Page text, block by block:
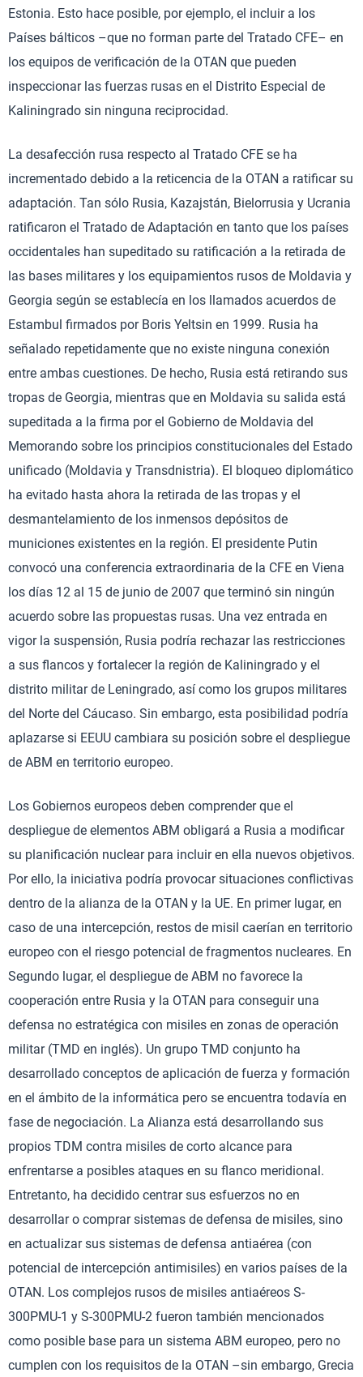
Estonia. Esto hace posible, por ejemplo, el incluir a los
Países bálticos –que no forman parte del Tratado CFE– en
los equipos de verificación de la OTAN que pueden
inspeccionar las fuerzas rusas en el Distrito Especial de
Kaliningrado sin ninguna reciprocidad.
La desafección rusa respecto al Tratado CFE se ha
incrementado debido a la reticencia de la OTAN a ratificar su
adaptación. Tan sólo Rusia, Kazajstán, Bielorrusia y Ucrania
ratificaron el Tratado de Adaptación en tanto que los países
occidentales han supeditado su ratificación a la retirada de
las bases militares y los equipamientos rusos de Moldavia y
Georgia según se establecía en los llamados acuerdos de
Estambul firmados por Boris Yeltsin en 1999. Rusia ha
señalado repetidamente que no existe ninguna conexión
entre ambas cuestiones. De hecho, Rusia está retirando sus
tropas de Georgia, mientras que en Moldavia su salida está
supeditada a la firma por el Gobierno de Moldavia del
Memorando sobre los principios constitucionales del Estado
unificado (Moldavia y Transdnistria). El bloqueo diplomático
ha evitado hasta ahora la retirada de las tropas y el
desmantelamiento de los inmensos depósitos de
municiones existentes en la región. El presidente Putin
convocó una conferencia extraordinaria de la CFE en Viena
los días 12 al 15 de junio de 2007 que terminó sin ningún
acuerdo sobre las propuestas rusas. Una vez entrada en
vigor la suspensión, Rusia podría rechazar las restricciones
a sus flancos y fortalecer la región de Kaliningrado y el
distrito militar de Leningrado, así como los grupos militares
del Norte del Cáucaso. Sin embargo, esta posibilidad podría
aplazarse si EEUU cambiara su posición sobre el despliegue
de ABM en territorio europeo.
Los Gobiernos europeos deben comprender que el
despliegue de elementos ABM obligará a Rusia a modificar
su planificación nuclear para incluir en ella nuevos objetivos.
Por ello, la iniciativa podría provocar situaciones conflictivas
dentro de la alianza de la OTAN y la UE. En primer lugar, en
caso de una intercepción, restos de misil caerían en territorio
europeo con el riesgo potencial de fragmentos nucleares. En
Segundo lugar, el despliegue de ABM no favorece la
cooperación entre Rusia y la OTAN para conseguir una
defensa no estratégica con misiles en zonas de operación
militar (TMD en inglés). Un grupo TMD conjunto ha
desarrollado conceptos de aplicación de fuerza y formación
en el ámbito de la informática pero se encuentra todavía en
fase de negociación. La Alianza está desarrollando sus
propios TDM contra misiles de corto alcance para
enfrentarse a posibles ataques en su flanco meridional.
Entretanto, ha decidido centrar sus esfuerzos no en
desarrollar o comprar sistemas de defensa de misiles, sino
en actualizar sus sistemas de defensa antiaérea (con
potencial de intercepción antimisiles) en varios países de la
OTAN. Los complejos rusos de misiles antiaéreos S-
300PMU-1 y S-300PMU-2 fueron también mencionados
como posible base para un sistema ABM europeo, pero no
cumplen con los requisitos de la OTAN –sin embargo, Grecia